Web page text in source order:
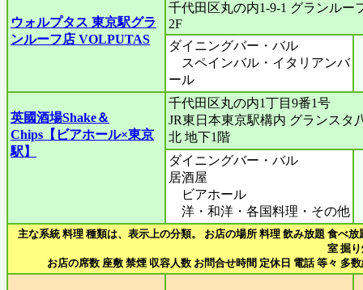
ウォルプタス 東京駅グラ
ンルーフ店 VOLPUTAS
千代田区丸の内1-9‐1 グランルー
2F
ダイニングバー・バル
スペインバル・イタリアンバ
ール
英國酒場Shake＆
Chips【ビアホール×東京
駅】
千代田区丸の内1丁目9番1号
JR東日本東京駅構内 グランスタ
北 地下1階
ダイニングバー・バル
居酒屋
ビアホール
洋・和洋・各国料理・その他
主な系統 料理 種類は、表示上の分類。 お店の場所 料理 飲み放題 食べ放
室 掘
お店の席数 座敷 禁煙 収容人数 お問合せ時間 定休日 電話 等々 多